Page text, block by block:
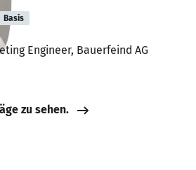
Basis
Engineer, Bauerfeind AG
zu sehen.